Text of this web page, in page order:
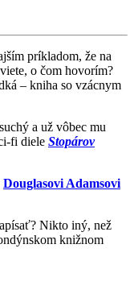
príkladom, že na
o čom hovorím?
– kniha so vzácnym
a už vôbec mu
fi diele Stopárov
Douglasovi Adamsovi
Nikto iný, než
knižnom